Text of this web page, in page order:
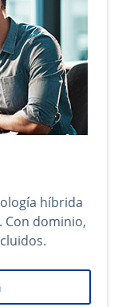
híbrida
Con dominio,